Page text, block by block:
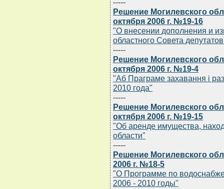
-----
Решение Могилевского
октября 2006 г. №19-16
"О внесении дополнения и
областного Совета
-----
Решение Могилевского
октября 2006 г. №19-4
"Аб Праграме захавання i
2010 года"
-----
Решение Могилевского
октября 2006 г. №19-15
"Об аренде имущества,
области"
-----
Решение Могилевского
2006 г. №18-5
"О Программе по
2006 - 2010 годы"